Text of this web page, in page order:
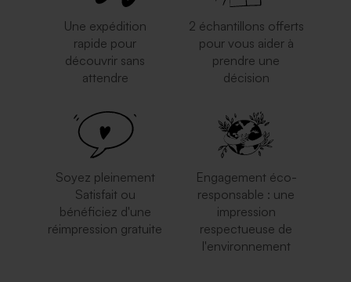
Une expédition
rapide pour
découvrir sans
attendre
2 échantillons offerts
pour vous aider à
prendre une
décision
Soyez pleinement
Satisfait ou
bénéficiez d'une
réimpression gratuite
Engagement éco-
responsable : une
impression
respectueuse de
l'environnement